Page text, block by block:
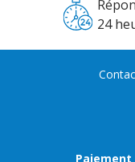
24
Paiement